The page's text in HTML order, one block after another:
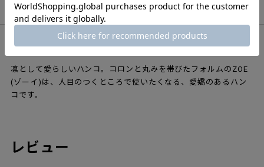
商品説明 商品概要
凛として愛らしいネーム印
凛として愛らしいハンコ。コロンと丸みを帯びたフォルムのZOE
(ゾーイ)は、人目のつくところで使いたくなる、愛嬌のあるハン
コです。
レビュー